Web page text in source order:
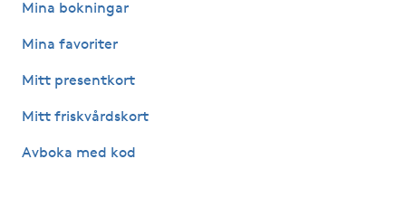
Frekvensterapi
Friskvård
Mina bokningar
Mina favoriter
Mitt presentkort
Mitt friskvårdskort
Avboka med kod